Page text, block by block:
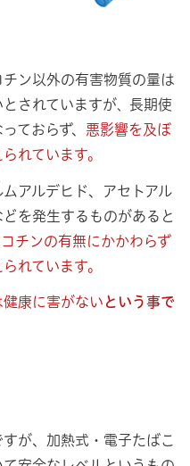
ン以外の有害物質の量は
されていますが
長期使
ておらず、 悪影響を及ぼ
れています。
アルデヒド、アセトアル
を発生するものがあると
コチンの有無にかかわらず
れています。
康に害がない という事で
が、加熱式・電子たばこ